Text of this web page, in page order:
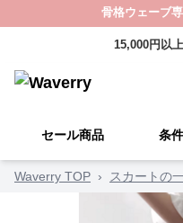
骨格ウェーブ
15,000円以
セール商品 条
Waverry TOP › スカートの